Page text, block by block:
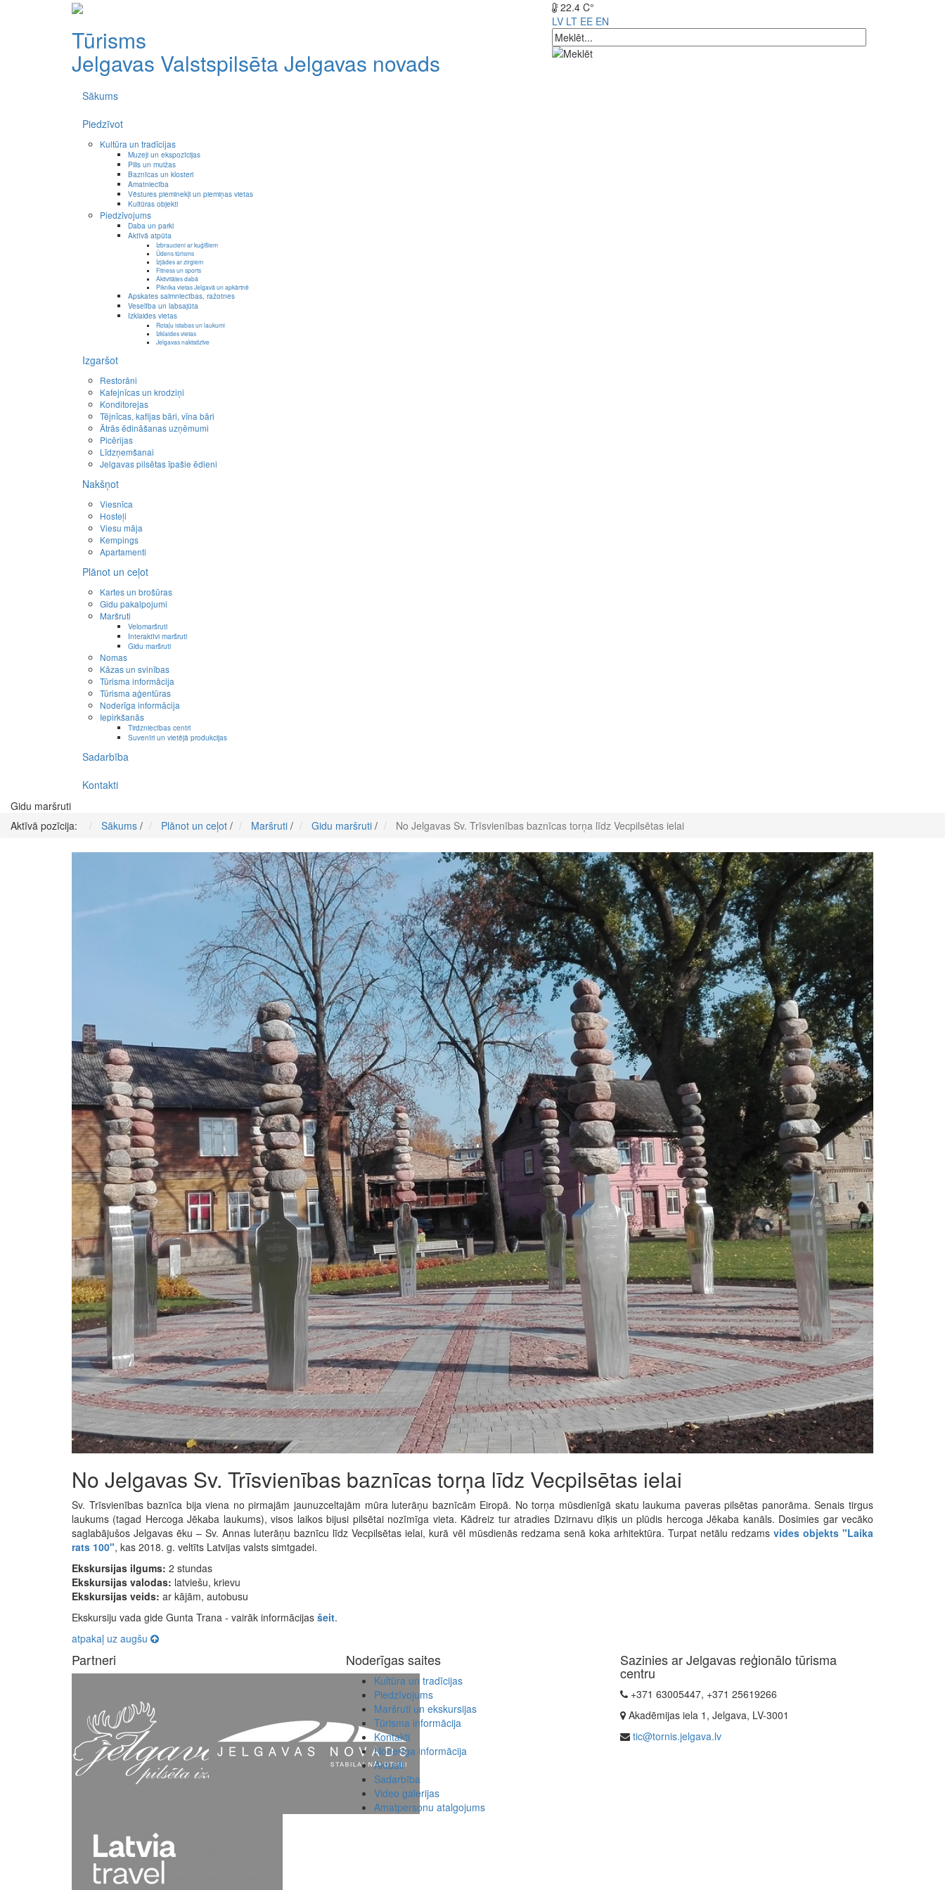
Tūrisms
Jelgavas Valstspilsēta Jelgavas novads
22.4 C°
LV LT EE EN
Sākums
Piedzīvot
Kultūra un tradīcijas
Muzeji un ekspozīcijas
Pilis un muižas
Baznīcas un klosteri
Amatniecība
Vēstures pieminekļi un piemiņas vietas
Kultūras objekti
Piedzīvojums
Daba un parki
Aktīvā atpūta
Izbraucieni ar kuģīšiem
Ūdens tūrisms
Izjādes ar zirgiem
Fitness un sports
Aktivitātes dabā
Piknika vietas Jelgavā un apkārtnē
Apskates saimniecības, ražotnes
Veselība un labsajūta
Izklaides vietas
Rotaļu istabas un laukumi
Izklaides vietas
Jelgavas naktsdzīve
Izgaršot
Restorāni
Kafejnīcas un krodziņi
Konditorejas
Tējnīcas, kafijas bāri, vīna bāri
Ātrās ēdināšanas uzņēmumi
Picērijas
Līdzņemšanai
Jelgavas pilsētas īpašie ēdieni
Nakšņot
Viesnīca
Hosteļi
Viesu māja
Kempings
Apartamenti
Plānot un ceļot
Kartes un brošūras
Gidu pakalpojumi
Maršruti
Velomaršruti
Interaktīvi maršruti
Gidu maršruti
Nomas
Kāzas un svinības
Tūrisma informācija
Tūrisma aģentūras
Noderīga informācija
Iepirkšanās
Tirdzniecības centri
Suvenīri un vietējā produkcijas
Sadarbība
Kontakti
Gidu maršruti
Aktīvā pozīcija:
Sākums / Plānot un ceļot / Maršruti / Gidu maršruti / No Jelgavas Sv. Trīsvienības baznīcas torņa līdz Vecpilsētas ielai
No Jelgavas Sv. Trīsvienības baznīcas torņa līdz Vecpilsētas ielai
Sv. Trīsvienības baznīca bija viena no pirmajām jaunuzceltajām mūra luterāņu baznīcām Eiropā. No torņa mūsdienīgā skatu laukuma paveras pilsētas panorāma. Senais tirgus
laukums (tagad Hercoga Jēkaba laukums), visos laikos bijusi pilsētai nozīmīga vieta. Kādreiz tur atradies Dzirnavu dīķis un plūdis hercoga Jēkaba kanāls. Dosimies gar vecāko
saglabājušos Jelgavas ēku – Sv. Annas luterāņu baznīcu līdz Vecpilsētas ielai, kurā vēl mūsdienās redzama senā koka arhitektūra. Turpat netālu redzams vides objekts "Laika
rats 100", kas 2018. g. veltīts Latvijas valsts simtgadei.
Ekskursijas ilgums: 2 stundas
Ekskursijas valodas: latviešu, krievu
Ekskursijas veids: ar kājām, autobusu
Ekskursiju vada gide Gunta Trana - vairāk informācijas šeit.
atpakaļ uz augšu
Partneri Noderīgas saites
Kultūra un tradīcijas
Piedzīvojums
Maršruti un ekskursijas
Tūrisma informācija
Kontakti
Noderīga informācija
Aktuāli
Sadarbība
Video galerijas
Amatpersonu atalgojums
Sazinies ar Jelgavas reģionālo tūrisma
centru
+371 63005447, +371 25619266
Akadēmijas iela 1, Jelgava, LV-3001
tic@tornis.jelgava.lv